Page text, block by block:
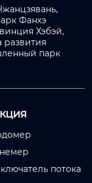
Фанхэ
Хэбэй,
развития
парк
потока